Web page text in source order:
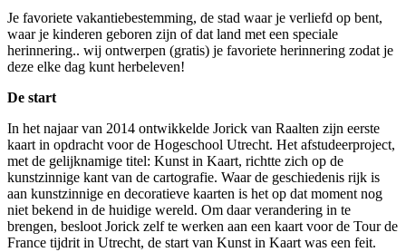
Je favoriete vakantiebestemming, de stad waar je verliefd op bent,
waar je kinderen geboren zijn of dat land met een speciale
herinnering.. wij ontwerpen (gratis) je favoriete herinnering zodat je
deze elke dag kunt herbeleven!
De start
In het najaar van 2014 ontwikkelde Jorick van Raalten zijn eerste
kaart in opdracht voor de Hogeschool Utrecht. Het afstudeerproject,
met de gelijknamige titel: Kunst in Kaart, richtte zich op de
kunstzinnige kant van de cartografie. Waar de geschiedenis rijk is
aan kunstzinnige en decoratieve kaarten is het op dat moment nog
niet bekend in de huidige wereld. Om daar verandering in te
brengen, besloot Jorick zelf te werken aan een kaart voor de Tour de
France tijdrit in Utrecht, de start van Kunst in Kaart was een feit.